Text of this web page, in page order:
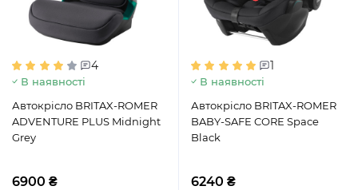
4
В наявності
Автокрісло BRITAX-ROMER
ADVENTURE PLUS Midnight
Grey
6900 ₴
1
В наявності
Автокрісло BRITAX-ROMER
BABY-SAFE CORE Space
Black
6240 ₴